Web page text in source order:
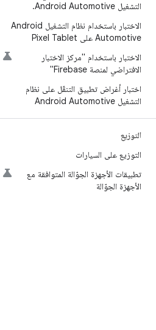
التشغيل Android Automotive
.
الاختبار باستخدام نظام التشغيل Android
Automotive على Pixel Tablet
الاختبار باستخدام "مركز الاختبار
الافتراضي لمنصة Firebase"
اختبار أغراض تطبيق التنقّل على نظام
التشغيل Android Automotive
التوزيع
التوزيع على السيارات
تطبيقات الأجهزة الجوّالة المتوافقة مع
الأجهزة الجوّالة